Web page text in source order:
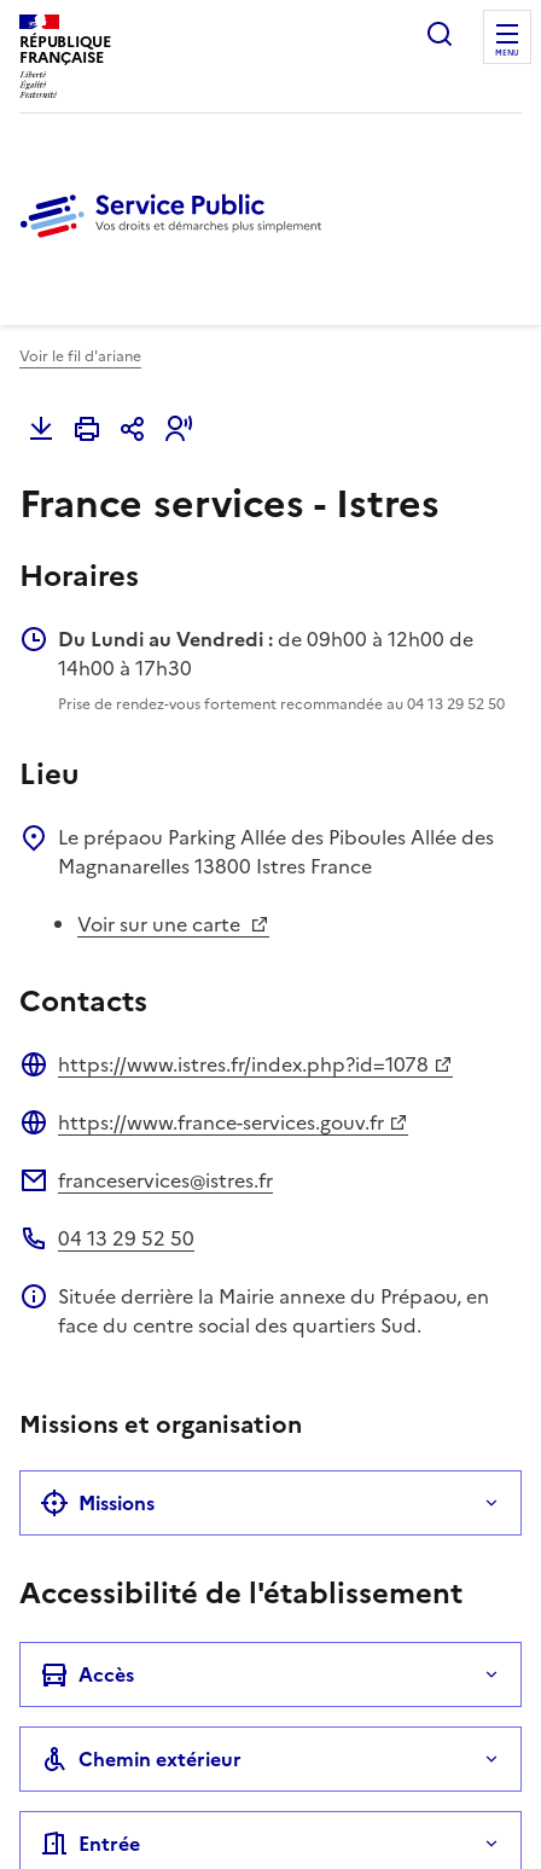
RÉPUBLIQUE
FRANÇAISE
Ouvrir
MENU
Voir le fil d'ariane
France services - Istres
Horaires
Du Lundi au Vendredi :de 09h00 à 12h00 de
14h00 à 17h30
Prise de rendez-vous fortement recommandée au 04 13 29 52 50
Lieu
Le prépaou Parking Allée des PiboulesAllée des
Magnanarelles13800 Istres France
Voir sur une carte
Contacts
https://www.istres.fr/index.php?id=1078
https://www.france-services.gouv.fr
franceservices@istres.fr
04 13 29 52 50
Information complémentaire
Située derrière la Mairie annexe du Prépaou, en
face du centre social des quartiers Sud.
Missions et organisation
Missions
Accessibilité de l'établissement
Accès
Chemin extérieur
Entrée